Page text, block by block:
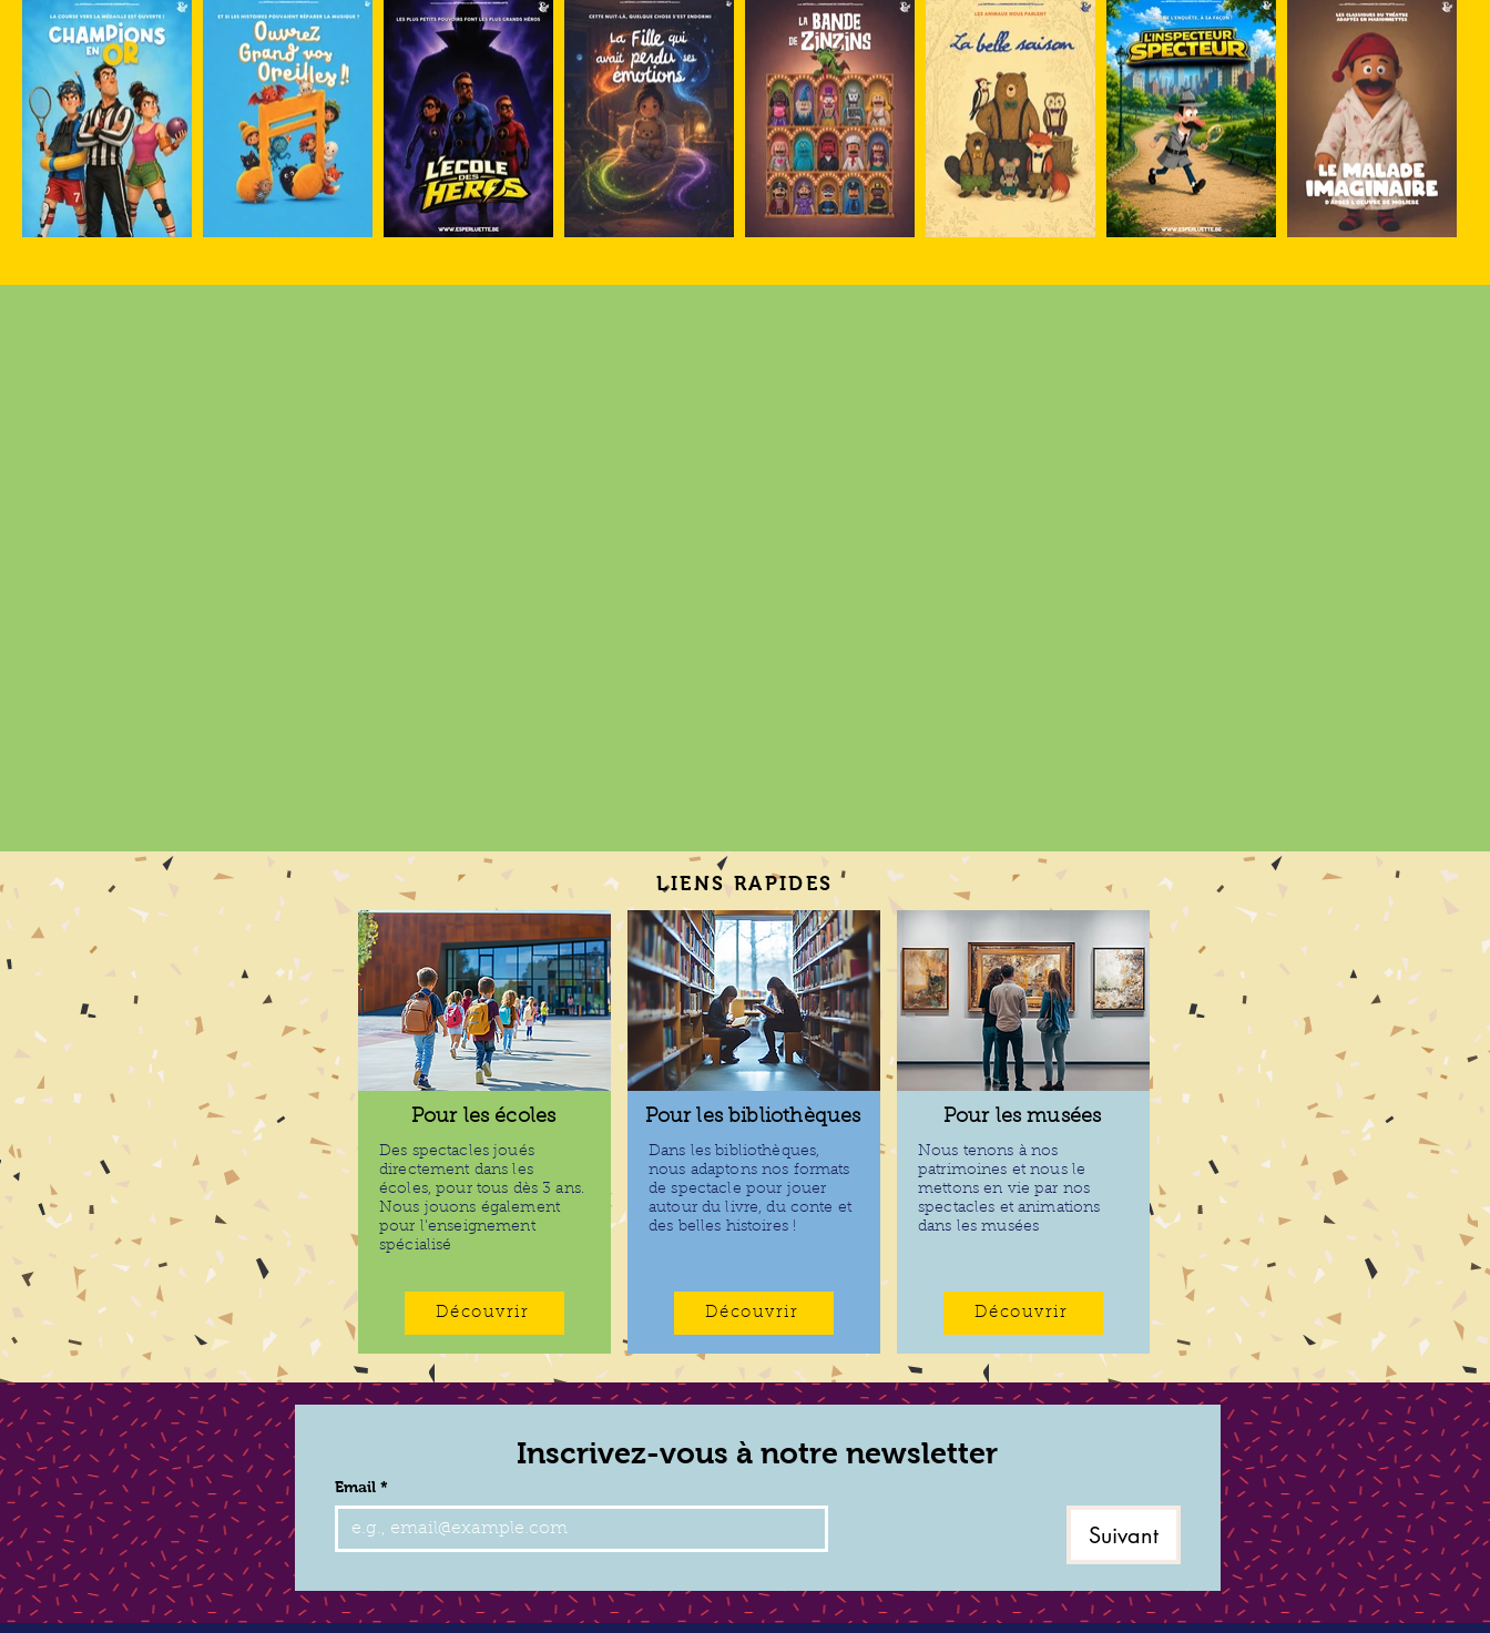
LIENS RAPIDES
Pour les écoles
Des spectacles joués
directement dans les
écoles, pour tous dès 3 ans.
Nous jouons également
pour l'enseignement
spécialisé
Découvrir
Pour les bibliothèques
Dans les bibliothèques,
nous adaptons nos formats
de spectacle pour jouer
autour du livre, du conte et
des belles histoires !
Découvrir
Pour les musées
Nous tenons à nos
patrimoines et nous le
mettons en vie par nos
spectacles et animations
dans les musées
Découvrir
Inscrivez-vous à notre newsletter
Email *
Suivant